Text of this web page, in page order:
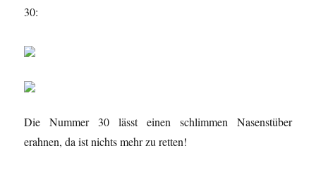
30:
Die Nummer 30 lässt einen schlimmen Nasenstüber
erahnen, da ist nichts mehr zu retten!